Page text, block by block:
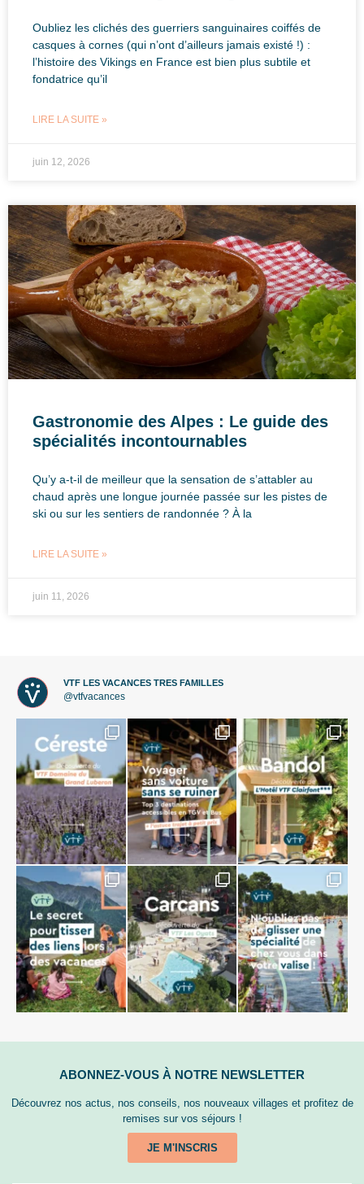
Oubliez les clichés des guerriers sanguinaires coiffés de
casques à cornes (qui n’ont d’ailleurs jamais existé !) :
l’histoire des Vikings en France est bien plus subtile et
fondatrice qu’il
LIRE LA SUITE »
juin 12, 2026
Gastronomie des Alpes : Le guide des
spécialités incontournables
Qu’y a-t-il de meilleur que la sensation de s’attabler au
chaud après une longue journée passée sur les pistes de
ski ou sur les sentiers de randonnée ? À la
LIRE LA SUITE »
juin 11, 2026
VTF LES VACANCES TRES FAMILLES
@vtfvacances
ABONNEZ-VOUS À NOTRE NEWSLETTER
Découvrez nos actus, nos conseils, nos nouveaux villages et profitez de
remises sur vos séjours !
JE M'INSCRIS